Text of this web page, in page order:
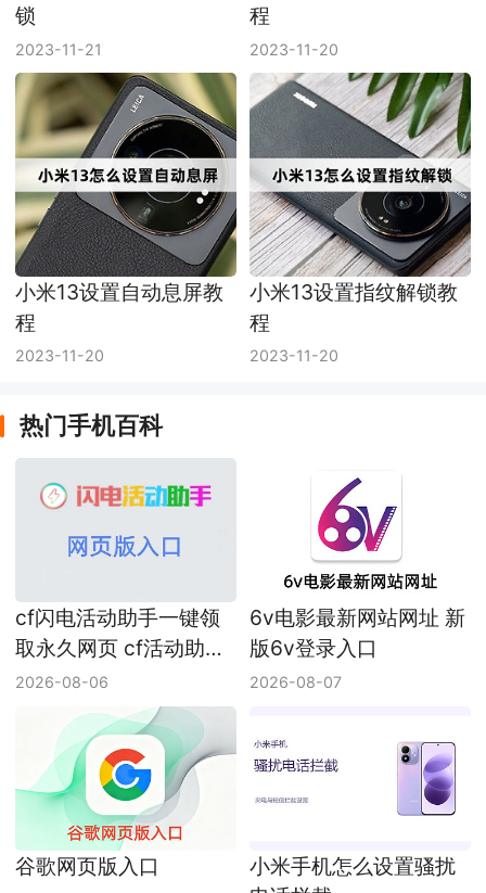
锁
2023-11-21
程
2023-11-20
小米13设置自动息屏教
程
2023-11-20
小米13设置指纹解锁教
程
2023-11-20
热门手机百科
cf闪电活动助手一键领
取永久网页 cf活动助手
网页版入口
2026-08-06
6v电影最新网站网址 新
版6v登录入口
2026-08-07
谷歌网页版入口
小米手机怎么设置骚扰